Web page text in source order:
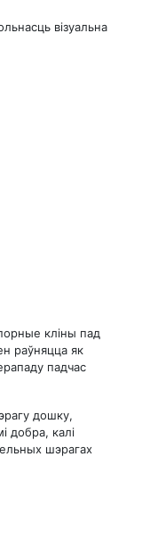
візуальна
кліны пад
раўняцца як
падчас
дошку,
добра, калі
шэрагах